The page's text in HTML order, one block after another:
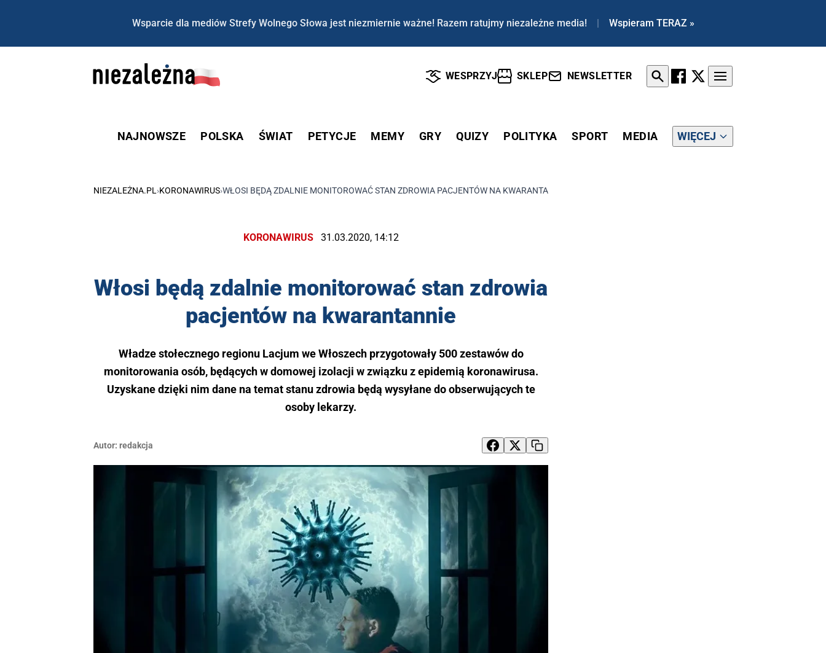
Wsparcie dla mediów Strefy Wolnego Słowa jest niezmiernie ważne! Razem ratujmy niezależne media! | Wspieram TERAZ »
WESPRZYJ SKLEP NEWSLETTER
NAJNOWSZE POLSKA ŚWIAT PETYCJE MEMY GRY QUIZY POLITYKA SPORT MEDIA WIĘCEJ
NIEZALEŻNA.PL ›KORONAWIRUS›WŁOSI BĘDĄ ZDALNIE MONITOROWAĆ STAN ZDROWIA PACJENTÓW NA KWARANTANNIE
KORONAWIRUS 31.03.2020, 14:12
Włosi będą zdalnie monitorować stan zdrowia
pacjentów na kwarantannie
Władze stołecznego regionu Lacjum we Włoszech przygotowały 500 zestawów do
monitorowania osób, będących w domowej izolacji w związku z epidemią koronawirusa.
Uzyskane dzięki nim dane na temat stanu zdrowia będą wysyłane do obserwujących te
osoby lekarzy.
Autor: redakcja